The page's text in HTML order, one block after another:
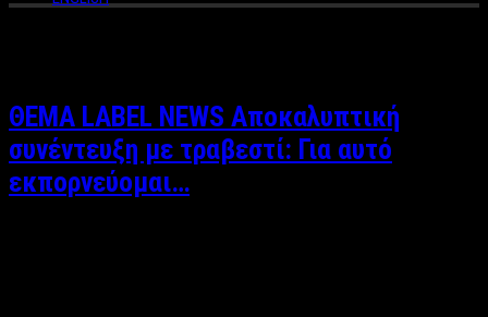
ΘΕΜΑ LABEL NEWS Αποκαλυπτική
συνέντευξη με τραβεστί: Για αυτό
εκπορνεύομαι…